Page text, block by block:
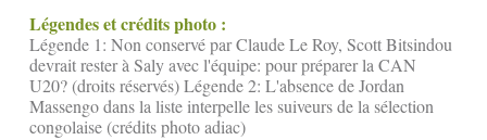
Légendes et crédits photo :
Légende 1: Non conservé par Claude Le Roy, Scott Bitsindou
devrait rester à Saly avec l'équipe: pour préparer la CAN
U20? (droits réservés) Légende 2: L'absence de Jordan
Massengo dans la liste interpelle les suiveurs de la sélection
congolaise (crédits photo adiac)